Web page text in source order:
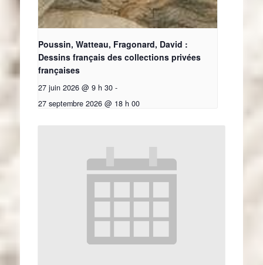
Poussin, Watteau, Fragonard, David :
Dessins français des collections privées
françaises
27 juin 2026 @ 9 h 30 -
27 septembre 2026 @ 18 h 00